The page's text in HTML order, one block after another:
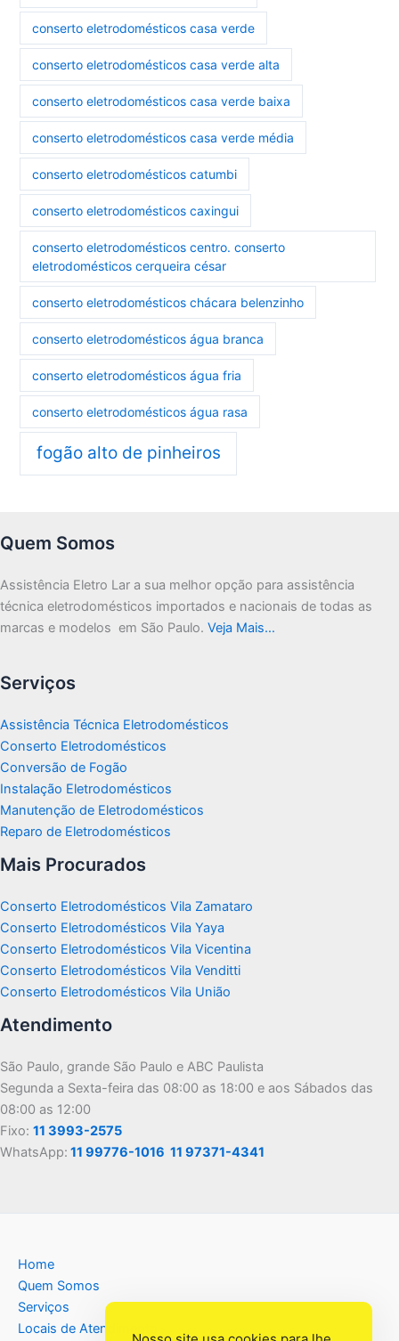
conserto eletrodomésticos casa verde
conserto eletrodomésticos casa verde alta
conserto eletrodomésticos casa verde baixa
conserto eletrodomésticos casa verde média
conserto eletrodomésticos catumbi
conserto eletrodomésticos caxingui
conserto eletrodomésticos centro. conserto
eletrodomésticos cerqueira césar
conserto eletrodomésticos chácara belenzinho
conserto eletrodomésticos água branca
conserto eletrodomésticos água fria
conserto eletrodomésticos água rasa
fogão alto de pinheiros
Quem Somos
Assistência Eletro Lar a sua melhor opção para assistência
técnica eletrodomésticos importados e nacionais de todas as
marcas e modelos em São Paulo. Veja Mais…
Serviços
Assistência Técnica Eletrodomésticos
Conserto Eletrodomésticos
Conversão de Fogão
Instalação Eletrodomésticos
Manutenção de Eletrodomésticos
Reparo de Eletrodomésticos
Mais Procurados
Conserto Eletrodomésticos Vila Zamataro
Conserto Eletrodomésticos Vila Yaya
Conserto Eletrodomésticos Vila Vicentina
Conserto Eletrodomésticos Vila Venditti
Conserto Eletrodomésticos Vila União
Atendimento
São Paulo, grande São Paulo e ABC Paulista
Segunda a Sexta-feira das 08:00 as 18:00 e aos Sábados das
08:00 as 12:00
Fixo: 11 3993-2575
WhatsApp: 11 99776-1016 11 97371-4341
Home
Quem Somos
Serviços
Locais de Atendimento